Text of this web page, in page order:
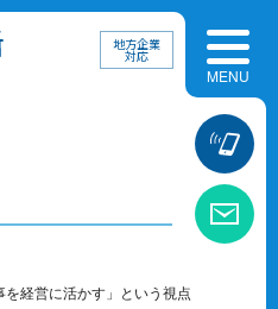
地方企業
対応
を経営に活かす」という視点